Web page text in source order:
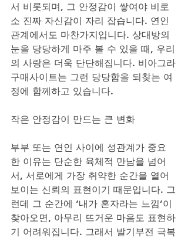
서 비롯되며, 그 안정감이 쌓여야 비로
소 진짜 자신감이 자리 잡습니다. 연인
관계에서도 마찬가지입니다. 상대방의
눈을 당당하게 마주 볼 수 있을 때, 우리
의 사랑은 더욱 단단해집니다. 비아그라
구매사이트는 그런 당당함을 되찾는 여
정에 함께하고 있습니다.
작은 안정감이 만드는 큰 변화
부부 또는 연인 사이에 성관계가 중요
한 이유는 단순한 육체적 만남을 넘어
서, 서로에게 가장 취약한 순간을 열어
보이는 신뢰의 표현이기 때문입니다. 그
런데 그 순간에 ‘내가 혼자라는 느낌’이
찾아오면, 아무리 뜨거운 마음도 표현하
기 어려워집니다. 그래서 발기부전 극복